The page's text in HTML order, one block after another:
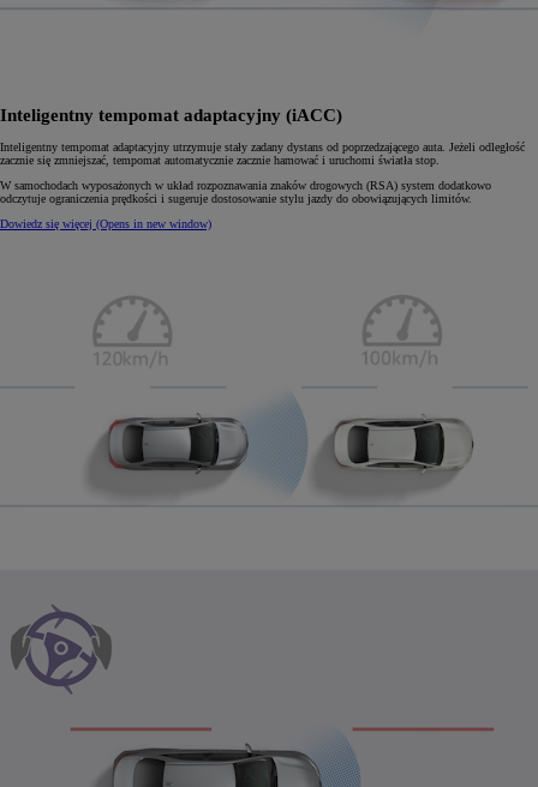
Inteligentny tempomat adaptacyjny (iACC)
Inteligentny tempomat adaptacyjny utrzymuje stały zadany dystans od poprzedzającego auta. Jeżeli odległość
zacznie się zmniejszać, tempomat automatycznie zacznie hamować i uruchomi światła stop.
W samochodach wyposażonych w układ rozpoznawania znaków drogowych (RSA) system dodatkowo
odczytuje ograniczenia prędkości i sugeruje dostosowanie stylu jazdy do obowiązujących limitów.
Dowiedz się więcej (Opens in new window)